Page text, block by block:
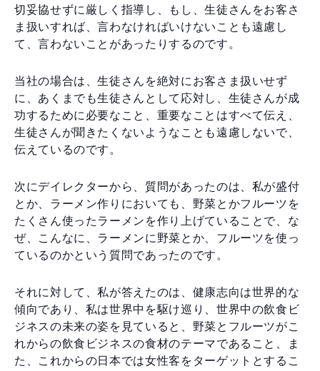
切妥協せずに厳しく指導し、もし、生徒さんをお客さ
ま扱いすれば、言わなければいけないことも遠慮し
て、言わないことがあったりするのです。
当社の場合は、生徒さんを絶対にお客さま扱いせず
に、あくまでも生徒さんとして応対し、生徒さんが成
功するために必要なこと、重要なことはすべて伝え、
生徒さんが聞きたくないようなことも遠慮しないで、
伝えているのです。
次にデイレクターから、質問があったのは、私が盛付
とか、ラーメン作りにおいても、野菜とかフルーツを
たくさん使ったラーメンを作り上げていることで、な
ぜ、こんなに、ラーメンに野菜とか、フルーツを使っ
ているのかという質問であったのです。
それに対して、私が答えたのは、健康志向は世界的な
傾向であり、私は世界中を駆け巡り、世界中の飲食ビ
ジネスの未来の姿を見ていると、野菜とフルーツがこ
れからの飲食ビジネスの食材のテーマであること、ま
た、これからの日本では女性客をターゲットとするこ